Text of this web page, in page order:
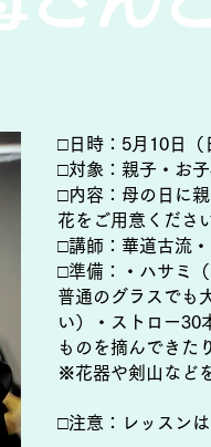
□日時：5月10日（
□対象：親子・お
□内容：母の日に
花をご用意くださ
□講師：華道古流
□準備：・ハサミ
普通のグラスでも
い）・ストロー30
ものを摘んできた
※花器や剣山など
□注意：レッスン